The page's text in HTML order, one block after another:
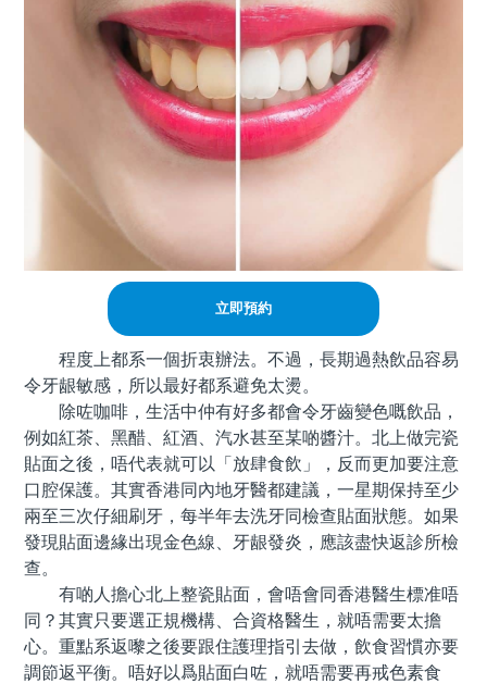
立即預約
程度上都系一個折衷辦法。不過，長期過熱飲品容易
令牙龈敏感，所以最好都系避免太燙。
除咗咖啡，生活中仲有好多都會令牙齒變色嘅飲品，
例如紅茶、黑醋、紅酒、汽水甚至某啲醬汁。北上做完瓷
貼面之後，唔代表就可以「放肆食飲」，反而更加要注意
口腔保護。其實香港同內地牙醫都建議，一星期保持至少
兩至三次仔細刷牙，每半年去洗牙同檢查貼面狀態。如果
發現貼面邊緣出現金色線、牙龈發炎，應該盡快返診所檢
查。
有啲人擔心北上整瓷貼面，會唔會同香港醫生標准唔
同？其實只要選正規機構、合資格醫生，就唔需要太擔
心。重點系返嚟之後要跟住護理指引去做，飲食習慣亦要
調節返平衡。唔好以爲貼面白咗，就唔需要再戒色素食